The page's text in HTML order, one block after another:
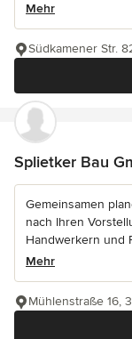
Mehr
Südkamener Str.
Splietker Bau
Gemeinsamen
nach Ihren
Handwerkern und
Mehr
Mühlenstraße 16,